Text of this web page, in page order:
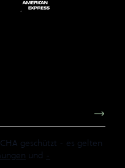
geschützt - es gelten
und -